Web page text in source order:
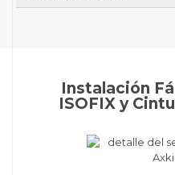
Instalación
ISOFIX y